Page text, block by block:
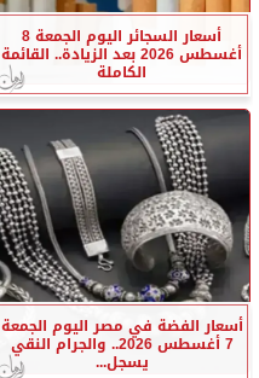
أسعار السجائر اليوم الجمعة 8
أغسطس 2026 بعد الزيادة.. القائمة
الكاملة
أسعار الفضة في مصر اليوم الجمعة
7 أغسطس 2026.. والجرام النقي
يسجل...